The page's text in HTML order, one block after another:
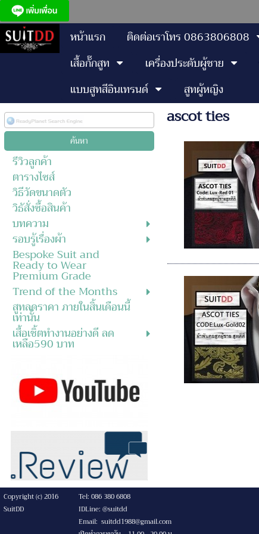
หน้าแรก ติดต่อเราโทร 0863806808
เสื้อกั๊กสูท
เครื่องประดับผู้ชาย
แบบสูทสีอินเทรนด์
สูทผู้หญิง
รีวิวลูกค้า
ตารางไซส์
วิธีวัดขนาดตัว
วิธัสั่งซื้อสินค้า
บทความ
รอบรู้เรื่องผ้า
Bespoke Suit and
Ready to Wear
Premium Grade
Trend of the Months
สูทลดราคา ภายในสิ้นเดือนนี้
เท่านั้น
เสื้อเชิ้ตทำงานอย่างดี ลด
เหลือ590 บาท
ascot ties
Copyright (c) 2016
Tel: 086 380 6808
SuitDD
IDLine: @suitdd
Email: suitdd1988@gmail.com